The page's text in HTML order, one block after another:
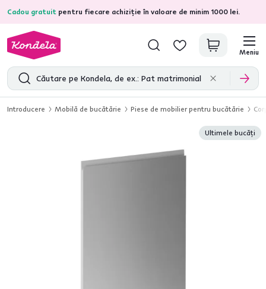
Cadou gratuit pentru fiecare achiziție în valoare de minim 1000 lei.
4,7 31.375recenzii de produs verificate
Meniu
Introducere Mobilă de bucătărie Piese de mobilier pentru bucătărie
Ultimele bucăți